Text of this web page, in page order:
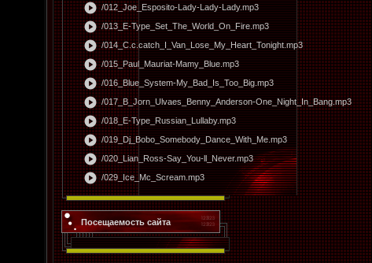
play_circle /012_Joe_Esposito-Lady-Lady-Lady.mp3
play_circle /013_E-Type_Set_The_World_On_Fire.mp3
play_circle /014_C.c.catch_I_Van_Lose_My_Heart_Tonight.mp3
play_circle /015_Paul_Mauriat-Mamy_Blue.mp3
play_circle /016_Blue_System-My_Bad_Is_Too_Big.mp3
play_circle /017_B_Jorn_Ulvaes_Benny_Anderson-One_Night_In_Bang.mp3
play_circle /018_E-Type_Russian_Lullaby.mp3
play_circle /019_Dj_Bobo_Somebody_Dance_With_Me.mp3
play_circle /020_Lian_Ross-Say_You-ll_Never.mp3
play_circle /029_Ice_Mc_Scream.mp3
Посещаемость сайта